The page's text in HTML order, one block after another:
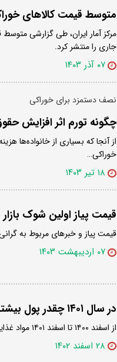
متوسط قیمت کالاهای
مرکز آمار ایران، طی گزارشی
جاری را منتشر کرد.
۰۷ آذر ۱۴۰۳
نصف دستمزد برای خوراکی
چگونه تورم اثر افزایش
از آنجا که بسیاری از خانواده‌ها
خوراکی…
۱۸ تیر ۱۴۰۳
قیمت پیاز اولین شوک بازار
قیمت پیاز و خبر‌های مربوط به
۰۷ اردیبهشت ۱۴۰۳
در سال ۱۴۰۱ چقدر پول بیشتری برای خوراکی ها دادیم؟
از اسفند ۱۴۰۰ تا اسفند ۱۴۰۱ مواد غذایی مورد نیاز خانوار چقدر گران‌تر شدند؟
۲۸ اسفند ۱۴۰۲